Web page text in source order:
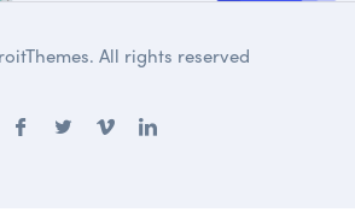
All rights reserved